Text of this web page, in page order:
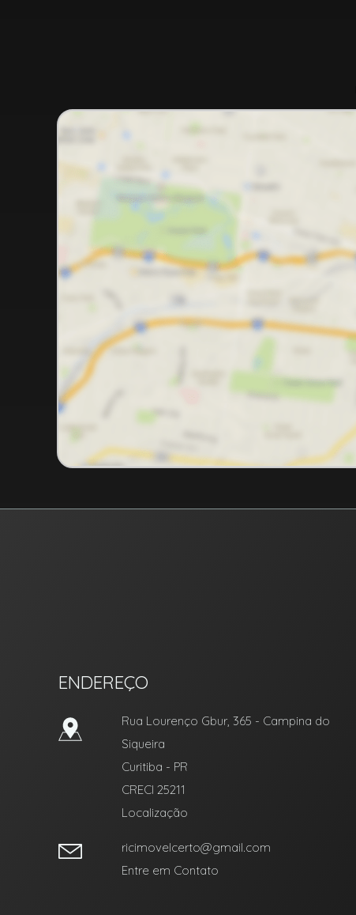
ENDEREÇO
Rua Lourenço Gbur, 365 - Campina do
Siqueira
Curitiba - PR
CRECI 25211
Localização
ricimovelcerto@gmail.com
Entre em Contato